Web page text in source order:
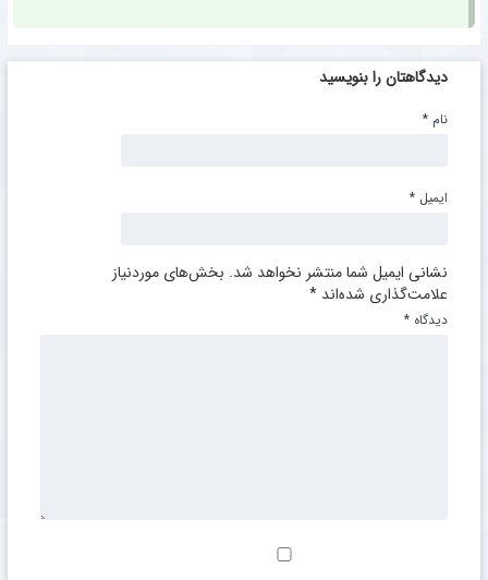
دیدگاهتان را بنویسید
نشانی ایمیل شما منتشر نخواهد شد. بخش‌های موردنیاز
علامت‌گذاری شده‌اند *
دیدگاه *
نام *
ایمیل *